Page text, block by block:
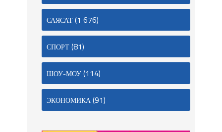
САЯСАТ(1 676)
СПОРТ(81)
ШОУ-МОУ(114)
ЭКОНОМИКА(91)